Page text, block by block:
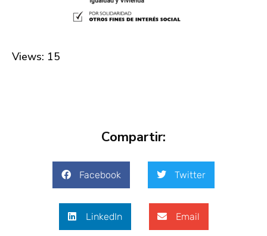
Views: 15
Compartir:
Facebook Twitter
LinkedIn Email